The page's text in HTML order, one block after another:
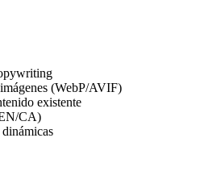
(WebP/AVIF)
existente
CA)